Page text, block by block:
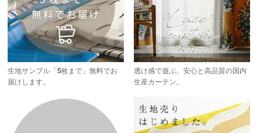
生地サンプル「5枚まで」無料でお
届けします。
透け感で遊ぶ。安心と高品質の国内
生産カーテン。